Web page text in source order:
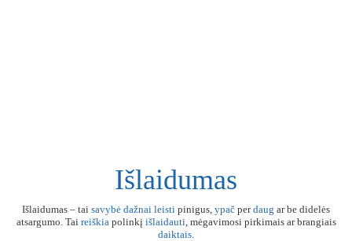
Išlaidumas
Išlaidumas – tai savybė dažnai leisti pinigus, ypač perdaug ar be didelės
atsargumo. Tai reiškiapolinkį išlaidauti, mėgavimosi pirkimais ar brangiais
daiktais.